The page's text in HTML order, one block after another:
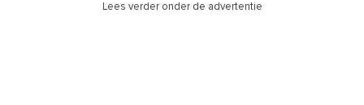
Lees verder onder de advertentie